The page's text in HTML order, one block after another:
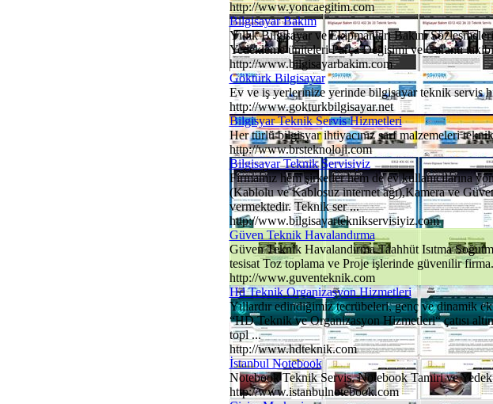
http://www.yoncaegitim.com
Bilgisayar Bakım
Yıllık Bilgisayar ve Ekipmanları Bakım
Yedekleme üniteleri Parça Değişimi ve Garanti
http://www.bilgisayarbakim.com
Göktürk Bilgisayar
Ev ve iş yerlerinize yerinde bilgisayar teknik servis
http://www.gokturkbilgisayar.net
Bilgisyar Teknik Servis Hizmetleri
Her türlü bilgisyar ihtiyacınız sarf malzemeleri
http://www.brsteknoloji.com
Bilgisayar Teknik Servisiyiz
Firmamız hem şirketler hem de ev kullanıcılarına
(Kablolu ve Kablosuz internet ağı),Kamera ve
vermektedir. Teknik ser ...
http://www.bilgisayarteknikservisiyiz.com
Güven Teknik Havalandırma
Güven Teknik Havalandırma Taahhüt Isıtma
tesisat Toz toplama ve Proje işlerinde güvenilir
http://www.guventeknik.com
Hd Teknik Organizasyon Hizmetleri
Yıllardır edindiğimiz tecrübeleri, genç ve dinamik
“HD Teknik ve Organizasyon Hizmetleri“ çatısı
topl ...
http://www.hdteknik.com
İstanbul Notebook
Notebook Teknik Servis, Notebook Tamiri ve Yedek
http://www.istanbulnotebook.com